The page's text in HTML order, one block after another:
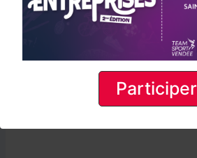
Participer